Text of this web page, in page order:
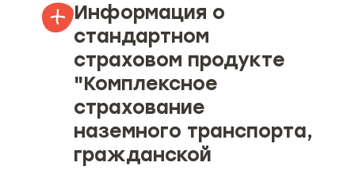
Информация о
стандартном
страховом продукте
"Комплексное
страхование
наземного транспорта,
гражданской